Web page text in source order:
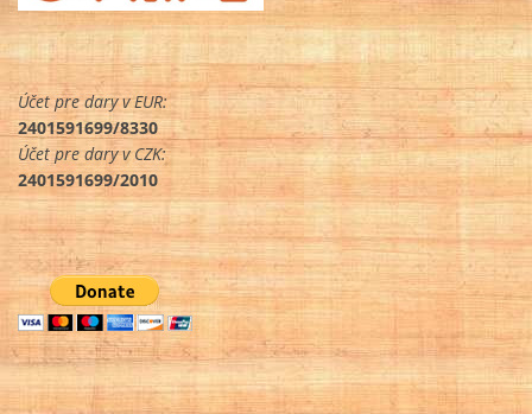
Účet pre dary v EUR:
2401591699/8330
Účet pre dary v CZK:
2401591699/2010